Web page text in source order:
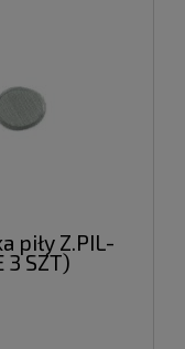
piły Z.PIL-
3 SZT)